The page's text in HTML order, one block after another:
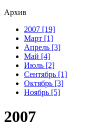
Архив
2007 [19]
Март [1]
Апрель [3]
Май [4]
Июль [2]
Сентябрь [1]
Октябрь [3]
Ноябрь [5]
2007